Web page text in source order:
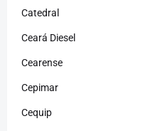
Catedral
Ceará Diesel
Cearense
Cepimar
Cequip